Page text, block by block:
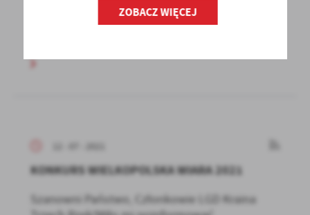
wydania decyzji o ustaleniu lokalizacji
inwestycji celu...
KONKURS WIELKOPOLSKA WIARA 2021
Szanowni Państwo, Członkowie LGD Kraina
ZOBACZ WIĘCEJ